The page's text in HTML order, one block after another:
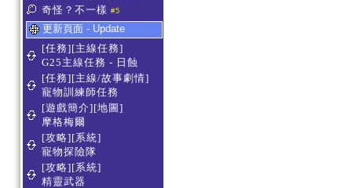
奇怪？不一樣 #5
更新頁面 - Update
[任務][主線任務]
G25主線任務 - 日蝕
[任務][主線/故事劇情]
寵物訓練師任務
[遊戲簡介][地圖]
摩格梅爾
[攻略][系統]
寵物探險隊
[攻略][系統]
精靈武器